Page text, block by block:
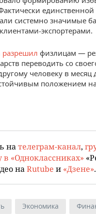
системно значимые
экспортерами.
разрешил физлицам —
переводить со
человеку в
положением
на телеграм-канал,
в «Одноклассниках»
на Rutube и «Дзене».
Экономика